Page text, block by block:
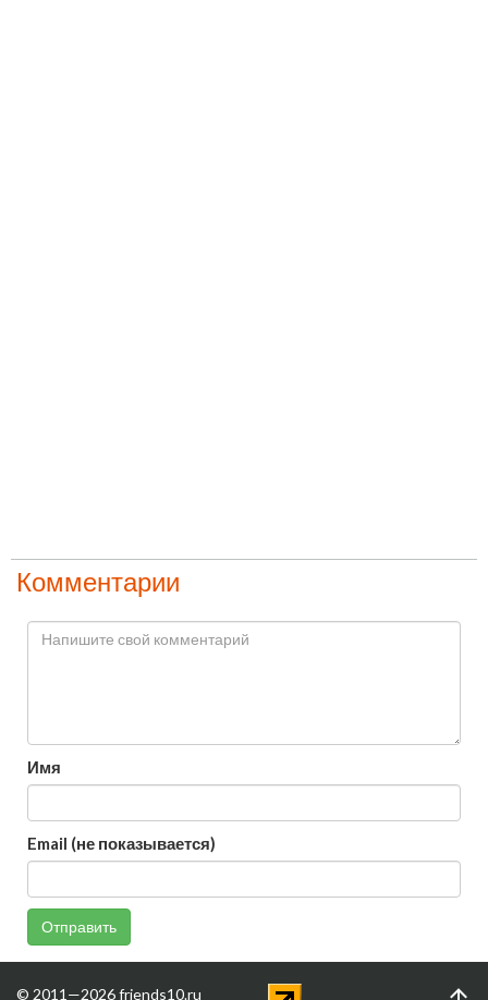
Комментарии
Имя
Email (не показывается)
Отправить
© 2011—2026 friends10.ru